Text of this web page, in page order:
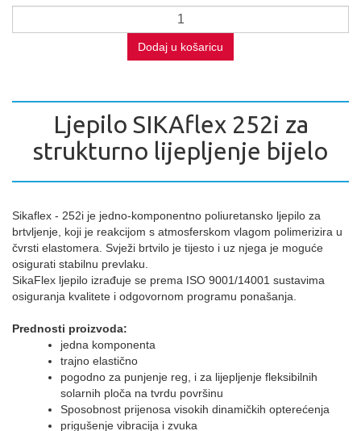
Dodaj u košaricu
Ljepilo SIKAflex 252i za
strukturno lijepljenje bijelo
Sikaflex - 252i je jedno-komponentno poliuretansko ljepilo za
brtvljenje, koji je reakcijom s atmosferskom vlagom polimerizira u
čvrsti elastomera. Svježi brtvilo je tijesto i uz njega je moguće
osigurati stabilnu prevlaku.
SikaFlex ljepilo izrađuje se prema ISO 9001/14001 sustavima
osiguranja kvalitete i odgovornom programu ponašanja.
Prednosti proizvoda:
jedna komponenta
trajno elastično
pogodno za punjenje reg, i za lijepljenje fleksibilnih
solarnih ploča na tvrdu površinu
Sposobnost prijenosa visokih dinamičkih opterećenja
prigušenje vibracija i zvuka